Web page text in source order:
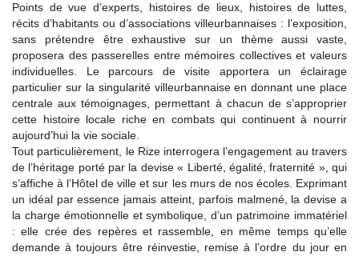
Points de vue d’experts, histoires de lieux, histoires de luttes,
récits d’habitants ou d’associations villeurbannaises : l’exposition,
sans prétendre être exhaustive sur un thème aussi vaste,
proposera des passerelles entre mémoires collectives et valeurs
individuelles. Le parcours de visite apportera un éclairage
particulier sur la singularité villeurbannaise en donnant une place
centrale aux témoignages, permettant à chacun de s’approprier
cette histoire locale riche en combats qui continuent à nourrir
aujourd’hui la vie sociale.
Tout particulièrement, le Rize interrogera l’engagement au travers
de l’héritage porté par la devise « Liberté, égalité, fraternité », qui
s’affiche à l’Hôtel de ville et sur les murs de nos écoles. Exprimant
un idéal par essence jamais atteint, parfois malmené, la devise a
la charge émotionnelle et symbolique, d’un patrimoine immatériel
: elle crée des repères et rassemble, en même temps qu’elle
demande à toujours être réinvestie, remise à l’ordre du jour en